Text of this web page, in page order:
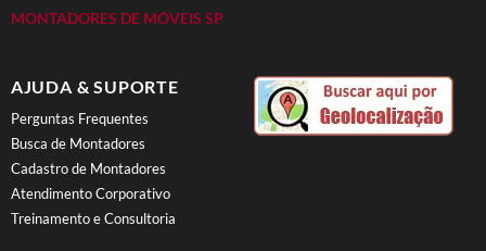
MONTADORES DE MÓVEIS SP
AJUDA & SUPORTE
Perguntas Frequentes
Busca de Montadores
Cadastro de Montadores
Atendimento Corporativo
Treinamento e Consultoria